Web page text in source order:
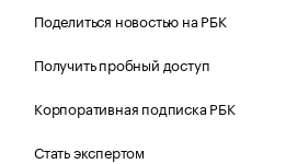
Поделиться новостью на РБК
Получить пробный доступ
Корпоративная подписка РБК
Стать экспертом